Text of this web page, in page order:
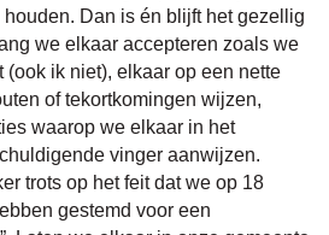
houden. Dan is én blijft het gezellig
we elkaar accepteren zoals we
ik niet), elkaar op een nette
of tekortkomingen wijzen,
waarop we elkaar in het
vinger aanwijzen.
trots op het feit dat we op 18
gestemd voor een